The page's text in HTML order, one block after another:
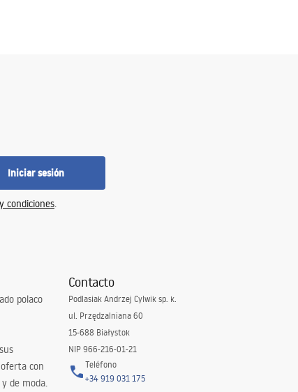
Iniciar sesión
condiciones.
polaco
con
de moda.
Contacto
Podlasiak Andrzej Cylwik sp. k.
ul. Przędzalniana 60
15-688 Białystok
NIP 966-216-01-21
Teléfono
+34 919 031 175